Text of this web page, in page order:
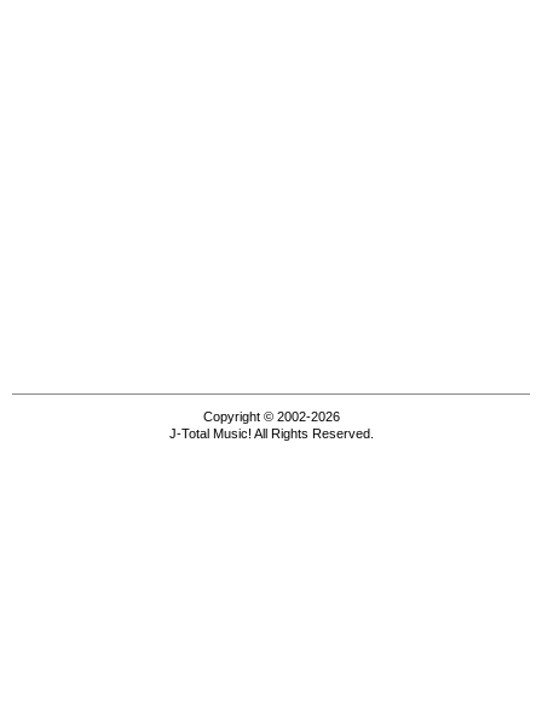
Copyright © 2002-2026
J-Total Music! All Rights Reserved.